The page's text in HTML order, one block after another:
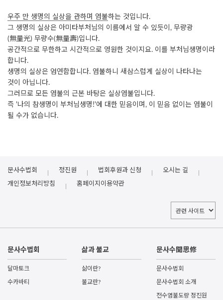
우주 만 생명의 실상을 관하며 염불하는 것입니다.
그 생명의 실상은 아미타부처님의 이름에서 알 수 있듯이, 무량광
(無量光) 무량수(無量壽)입니다.
공간적으로 무한하고 시간적으로 영원한 것이지요. 이를 부처님생명이라
합니다.
생명의 실상은 엄연함합니다. 염불하니 새삼스럽게 실상이 나타나는
것이 아닙니다.
그러므로 모든 염불의 근본 바탕은 실상염불입니다.
즉 '나의 참생명이 부처님생명!'에 대한 믿음이며, 이 믿음 없이는 염불이
될 수가 없습니다.
문사수법회 정진원 법회후원과 신청 오시는 길
개인정보처리방침 홈페이지이용약관
문사수법회
달마토크
수카바티
삶과 불교
삶이란?
불교란?
문사수聞思修
문사수법회
문사수법회 소개
전수염불도량 정진원